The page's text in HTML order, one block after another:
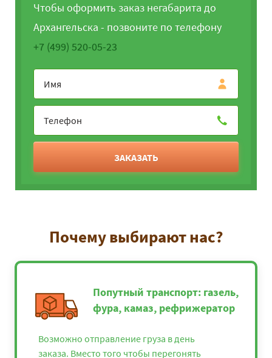
Чтобы оформить заказ негабарита до
Архангельска - позвоните по телефону
+7 (499) 520-05-23
ЗАКАЗАТЬ
Почему выбирают нас?
Попутный транспорт: газель,
фура, камаз, рефрижератор
Возможно отправление груза в день
заказа. Вместо того чтобы перегонять